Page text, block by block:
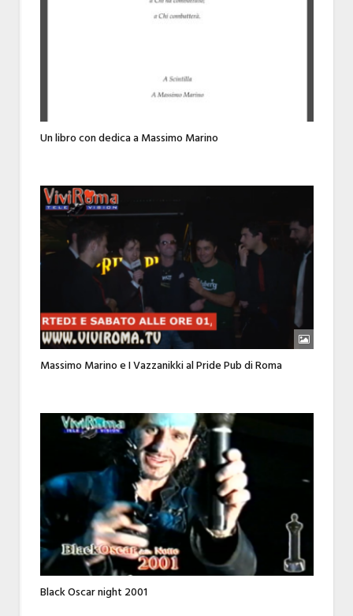
Un libro con dedica a Massimo Marino
Massimo Marino e I Vazzanikki al Pride Pub di Roma
Black Oscar night 2001